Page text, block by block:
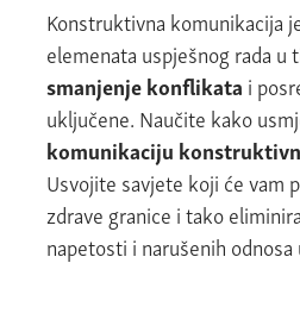
Konstruktivna komunikacija
elemenata uspješnog rada
smanjenje konflikata i
uključene. Naučite kako
komunikaciju
Usvojite savjete koji će vam
zdrave granice i tako
napetosti i narušenih